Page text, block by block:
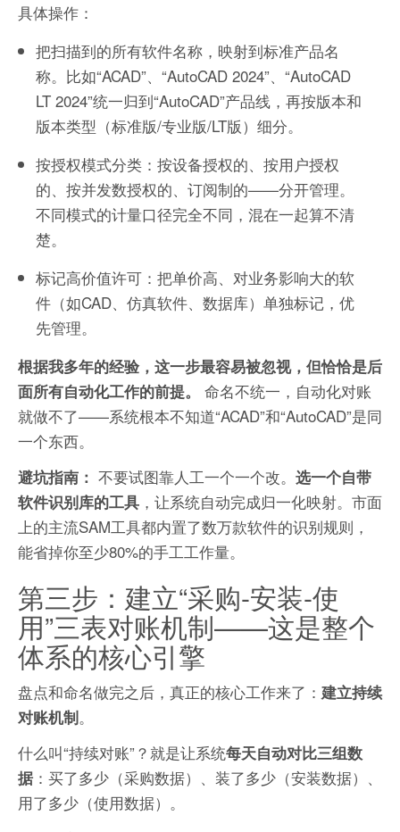
具体操作：
把扫描到的所有软件名称，映射到标准产品名
称。比如“ACAD”、“AutoCAD 2024”、“AutoCAD
LT 2024”统一归到“AutoCAD”产品线，再按版本和
版本类型（标准版/专业版/LT版）细分。
按授权模式分类：按设备授权的、按用户授权
的、按并发数授权的、订阅制的——分开管理。
不同模式的计量口径完全不同，混在一起算不清
楚。
标记高价值许可：把单价高、对业务影响大的软
件（如CAD、仿真软件、数据库）单独标记，优
先管理。
根据我多年的经验，这一步最容易被忽视，但恰恰是后
面所有自动化工作的前提。
命名不统一，自动化对账
就做不了——系统根本不知道“ACAD”和“AutoCAD”是同
一个东西。
避坑指南： 不要试图靠人工一个一个改。 选一个自带
软件识别库的工具 ，让系统自动完成归一化映射。市面
上的主流SAM工具都内置了数万款软件的识别规则，
能省掉你至少80%的手工工作量。
第三步：建立“采购-安装-使
用”三表对账机制——这是整个
体系的核心引擎
盘点和命名做完之后，真正的核心工作来了： 建立持续
对账机制。
什么叫“持续对账”？就是让系统每天自动对比三组数
据 ：买了多少（采购数据）、装了多少（安装数据）、
用了多少（使用数据）。